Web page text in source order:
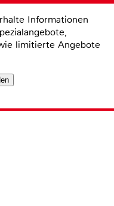
Informationen
limitierte Angebote